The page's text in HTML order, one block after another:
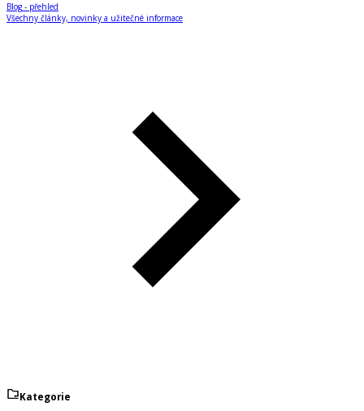
Blog - přehled
Všechny články, novinky a užitečné informace
Kategorie